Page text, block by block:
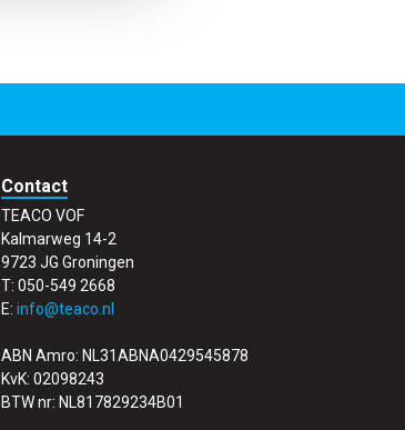
Contact
TEACO VOF
Kalmarweg 14-2
9723 JG Groningen
T: 050-549 2668
E: info@teaco.nl
ABN Amro: NL31ABNA0429545878
KvK: 02098243
BTW nr: NL817829234B01